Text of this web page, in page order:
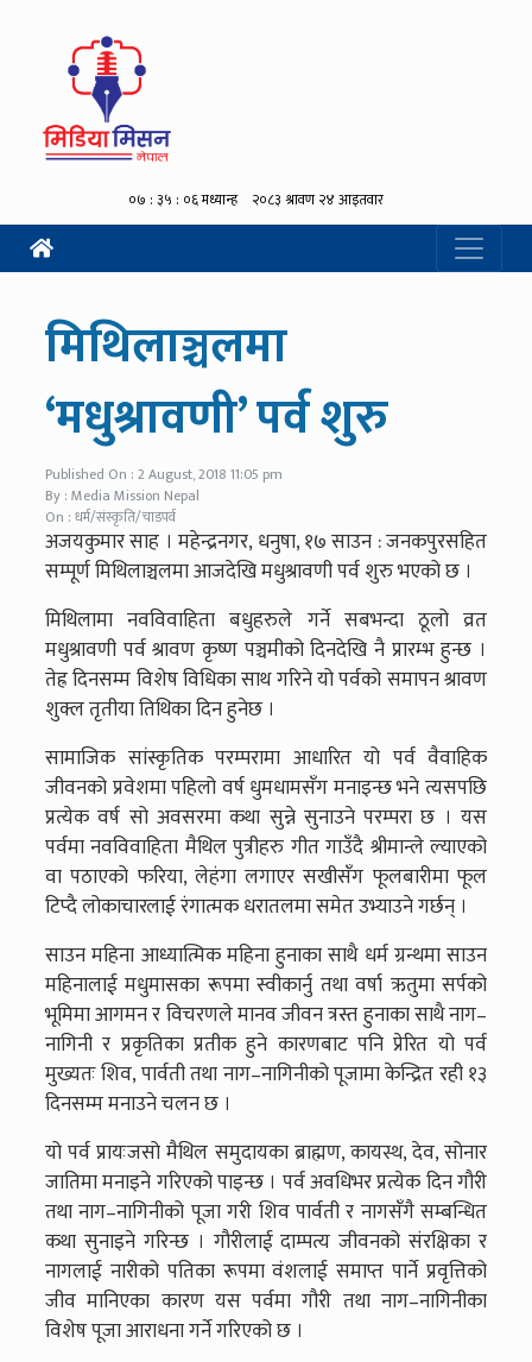
मिथिलाञ्चलमा
‘मधुश्रावणी’ पर्व शुरु
Published On : 2 August, 2018 11:05 pm
By : Media Mission Nepal
On : धर्म/संस्कृति/चाडपर्व
अजयकुमार साह । महेन्द्रनगर, धनुषा, १७ साउन : जनकपुरसहित
सम्पूर्ण मिथिलाञ्चलमा आजदेखि मधुश्रावणी पर्व शुरु भएको छ ।
मिथिलामा नवविवाहिता बधुहरुले गर्ने सबभन्दा ठूलो व्रत
मधुश्रावणी पर्व श्रावण कृष्ण पञ्चमीको दिनदेखि नै प्रारम्भ हुन्छ ।
तेह्र दिनसम्म विशेष विधिका साथ गरिने यो पर्वको समापन श्रावण
शुक्ल तृतीया तिथिका दिन हुनेछ ।
सामाजिक सांस्कृतिक परम्परामा आधारित यो पर्व वैवाहिक
जीवनको प्रवेशमा पहिलो वर्ष धुमधामसँग मनाइन्छ भने त्यसपछि
प्रत्येक वर्ष सो अवसरमा कथा सुन्ने सुनाउने परम्परा छ । यस
पर्वमा नवविवाहिता मैथिल पुत्रीहरु गीत गाउँदै श्रीमान्ले ल्याएको
वा पठाएको फरिया, लेहंगा लगाएर सखीसँग फूलबारीमा फूल
टिप्दै लोकाचारलाई रंगात्मक धरातलमा समेत उभ्याउने गर्छन् ।
साउन महिना आध्यात्मिक महिना हुनाका साथै धर्म ग्रन्थमा साउन
महिनालाई मधुमासका रूपमा स्वीकार्नु तथा वर्षा ऋतुमा सर्पको
भूमिमा आगमन र विचरणले मानव जीवन त्रस्त हुनाका साथै नाग–
नागिनी र प्रकृतिका प्रतीक हुने कारणबाट पनि प्रेरित यो पर्व
मुख्यतः शिव, पार्वती तथा नाग–नागिनीको पूजामा केन्द्रित रही १३
दिनसम्म मनाउने चलन छ ।
यो पर्व प्रायःजसो मैथिल समुदायका ब्राह्मण, कायस्थ, देव, सोनार
जातिमा मनाइने गरिएको पाइन्छ । पर्व अवधिभर प्रत्येक दिन गौरी
तथा नाग–नागिनीको पूजा गरी शिव पार्वती र नागसँगै सम्बन्धित
कथा सुनाइने गरिन्छ । गौरीलाई दाम्पत्य जीवनको संरक्षिका र
नागलाई नारीको पतिका रूपमा वंशलाई समाप्त पार्ने प्रवृत्तिको
जीव मानिएका कारण यस पर्वमा गौरी तथा नाग–नागिनीका
विशेष पूजा आराधना गर्ने गरिएको छ ।